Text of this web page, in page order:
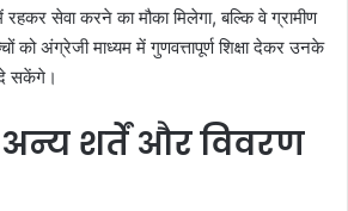
सेवा करने का मौका मिलेगा, बल्कि वे ग्रामीण
को अंग्रेजी माध्यम में गुणवत्तापूर्ण शिक्षा देकर उनके
सकेंगे।
अन्य शर्तें और विवरण